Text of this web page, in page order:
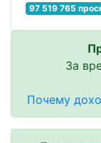
97 519 765
За
Почему